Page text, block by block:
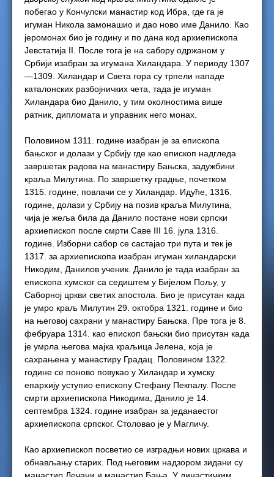
побегао у Кончулски манастир код Ибра, где га је
игуман Никола замонашио и дао ново име Данило. Као
јеромонах био је годину и по дана код архиепископа
Јевстатија II. После тога је на сабору одржаном у
Србији изабран за игумана Хиландара. У периоду 1307
—1309. Хиландар и Света гора су трпели нападе
каталонских разбојничких чета, тада је игуман
Хиландара био Данило, у тим околностима више
ратник, дипломата и управник него монах.
Половином 1311. године изабран је за епископа
бањског и долази у Србију где као епископ надгледа
завршетак радова на манастиру Бањска, задужбини
краља Милутина. По завршетку градње, почетком
1315. године, повлачи се у Хиландар. Идуће, 1316.
године, долази у Србију на позив краља Милутина,
чија је жеља била да Данило постане нови српски
архиепископ после смрти Саве III 16. јула 1316.
године. Изборни сабор се састајао три пута и тек је
1317. за архиепископа изабран игуман хиландарски
Никодим, Данилов ученик. Данило је тада изабран за
епископа хумског са седиштем у Бијелом Пољу, у
Саборној цркви светих апостола. Био је присутан када
је умро краљ Милутин 29. октобра 1321. године и био
на његовој сахрани у манастиру Бањска. Пре тога је 8.
фебруара 1314. као епископ бањски био присутан када
је умрла његова мајка краљица Јелена, која је
сахрањена у манастиру Градац. Половином 1322.
године се поново повукао у Хиландар и хумску
епархију уступио епископу Стефану Пекпалу. После
смрти архиепископа Никодима, Данило је 14.
септембра 1324. године изабран за једанаестог
архиепископа српског. Столовао је у Магличу.
Као архиепископ посветио се изградњи нових цркава и
обнављању старих. Под његовим надзором зидани су